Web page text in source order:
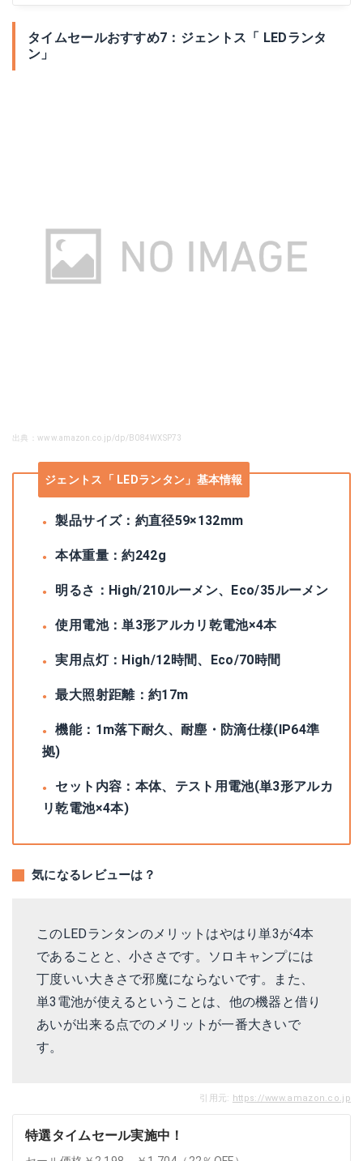
タイムセールおすすめ7：ジェントス「 LEDランタ
ン」
出典：www.amazon.co.jp/dp/B084WXSP73
ジェントス「 LEDランタン」基本情報
製品サイズ：約直径59×132mm
本体重量：約242g
明るさ：High/210ルーメン、Eco/35ルーメン
使用電池：単3形アルカリ乾電池×4本
実用点灯：High/12時間、Eco/70時間
最大照射距離：約17m
機能：1m落下耐久、耐塵・防滴仕様(IP64準
拠)
セット内容：本体、テスト用電池(単3形アルカ
リ乾電池×4本)
気になるレビューは？
このLEDランタンのメリットはやはり単3が4本
であることと、小ささです。ソロキャンプには
丁度いい大きさで邪魔にならないです。また、
単3電池が使えるということは、他の機器と借り
あいが出来る点でのメリットが一番大きいで
す。
引用元: https://www.amazon.co.jp
特選タイムセール実施中！